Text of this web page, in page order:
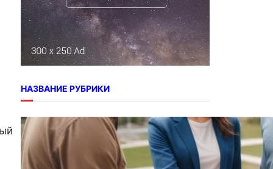
НАЗВАНИЕ РУБРИКИ